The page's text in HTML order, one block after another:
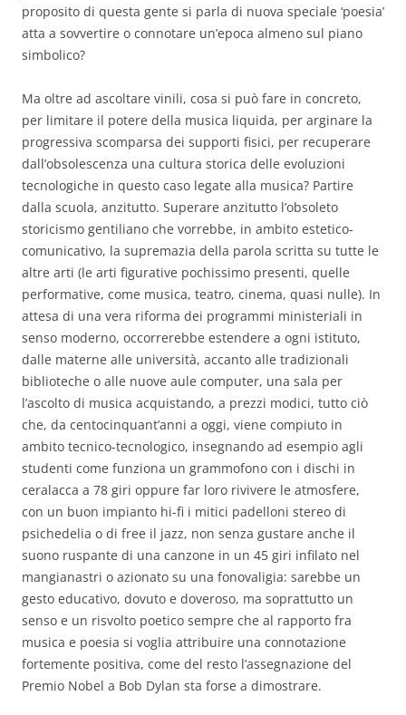
proposito di questa gente si parla di nuova speciale ‘poesia’
atta a sovvertire o connotare un’epoca almeno sul piano
simbolico?
Ma oltre ad ascoltare vinili, cosa si può fare in concreto,
per limitare il potere della musica liquida, per arginare la
progressiva scomparsa dei supporti fisici, per recuperare
dall’obsolescenza una cultura storica delle evoluzioni
tecnologiche in questo caso legate alla musica? Partire
dalla scuola, anzitutto. Superare anzitutto l’obsoleto
storicismo gentiliano che vorrebbe, in ambito estetico-
comunicativo, la supremazia della parola scritta su tutte le
altre arti (le arti figurative pochissimo presenti, quelle
performative, come musica, teatro, cinema, quasi nulle). In
attesa di una vera riforma dei programmi ministeriali in
senso moderno, occorrerebbe estendere a ogni istituto,
dalle materne alle università, accanto alle tradizionali
biblioteche o alle nuove aule computer, una sala per
l’ascolto di musica acquistando, a prezzi modici, tutto ciò
che, da centocinquant’anni a oggi, viene compiuto in
ambito tecnico-tecnologico, insegnando ad esempio agli
studenti come funziona un grammofono con i dischi in
ceralacca a 78 giri oppure far loro rivivere le atmosfere,
con un buon impianto hi-fi i mitici padelloni stereo di
psichedelia o di free il jazz, non senza gustare anche il
suono ruspante di una canzone in un 45 giri infilato nel
mangianastri o azionato su una fonovaligia: sarebbe un
gesto educativo, dovuto e doveroso, ma soprattutto un
senso e un risvolto poetico sempre che al rapporto fra
musica e poesia si voglia attribuire una connotazione
fortemente positiva, come del resto l’assegnazione del
Premio Nobel a Bob Dylan sta forse a dimostrare.